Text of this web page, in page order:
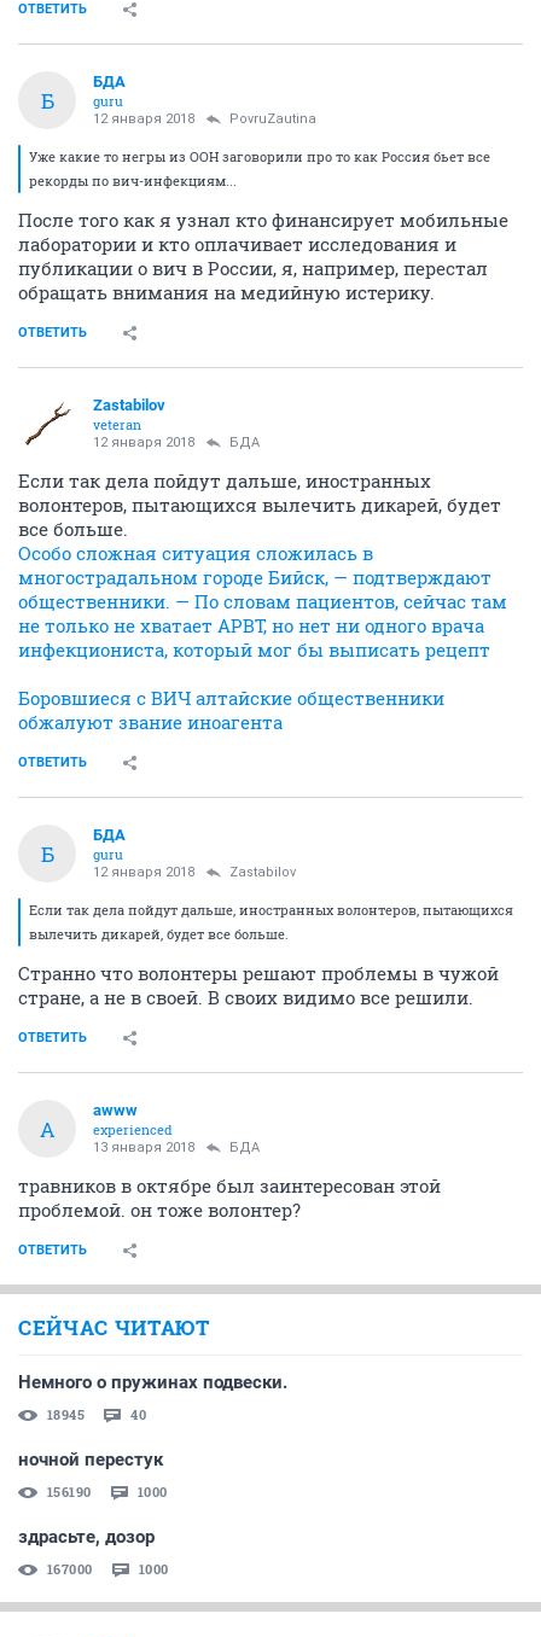
ОТВЕТИТЬ
Б
БДА
guru
12 января 2018 PovruZautina
Уже какие то негры из ООН заговорили про то как Россия бьет все
рекорды по вич-инфекциям...
После того как я узнал кто финансирует мобильные
лаборатории и кто оплачивает исследования и
публикации о вич в России, я, например, перестал
обращать внимания на медийную истерику.
ОТВЕТИТЬ
Zastabilov
veteran
12 января 2018 БДА
Если так дела пойдут дальше, иностранных
волонтеров, пытающихся вылечить дикарей, будет
все больше.
Особо сложная ситуация сложилась в
многострадальном городе Бийск, — подтверждают
общественники. — По словам пациентов, сейчас там
не только не хватает АРВТ, но нет ни одного врача
инфекциониста, который мог бы выписать рецепт
Боровшиеся с ВИЧ алтайские общественники
обжалуют звание иноагента
ОТВЕТИТЬ
Б
БДА
guru
12 января 2018 Zastabilov
Если так дела пойдут дальше, иностранных волонтеров, пытающихся
вылечить дикарей, будет все больше.
Странно что волонтеры решают проблемы в чужой
стране, а не в своей. В своих видимо все решили.
ОТВЕТИТЬ
A
awww
experienced
13 января 2018 БДА
травников в октябре был заинтересован этой
проблемой. он тоже волонтер?
ОТВЕТИТЬ
СЕЙЧАС ЧИТАЮТ
Немного о пружинах подвески.
18945 40
ночной перестук
156190 1000
здрасьте, дозор
167000 1000